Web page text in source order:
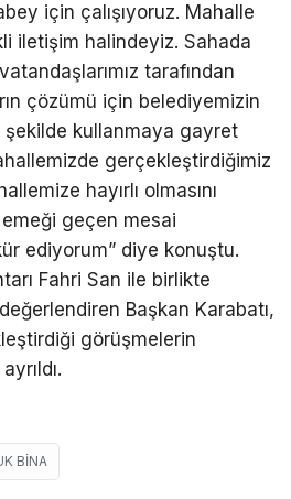
için çalışıyoruz. Mahalle
iletişim halindeyiz. Sahada
tarafından
çözümü için belediyemizin
şekilde kullanmaya gayret
gerçekleştirdiğimiz
hayırlı olmasını
geçen mesai
ediyorum” diye konuştu.
Fahri San ile birlikte
Başkan Karabatı,
görüşmelerin
BINA